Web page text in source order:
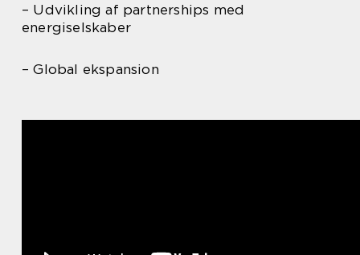
– Udvikling af partnerships med
energiselskaber
– Global ekspansion